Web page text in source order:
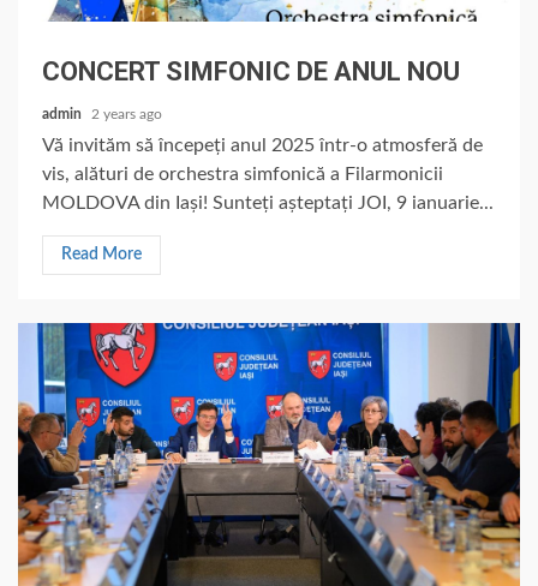
CONCERT SIMFONIC DE ANUL NOU
admin 2 years ago
Vă invităm să începeți anul 2025 într-o atmosferă de
vis, alături de orchestra simfonică a Filarmonicii
MOLDOVA din Iași! Sunteți așteptați JOI, 9 ianuarie...
Read More